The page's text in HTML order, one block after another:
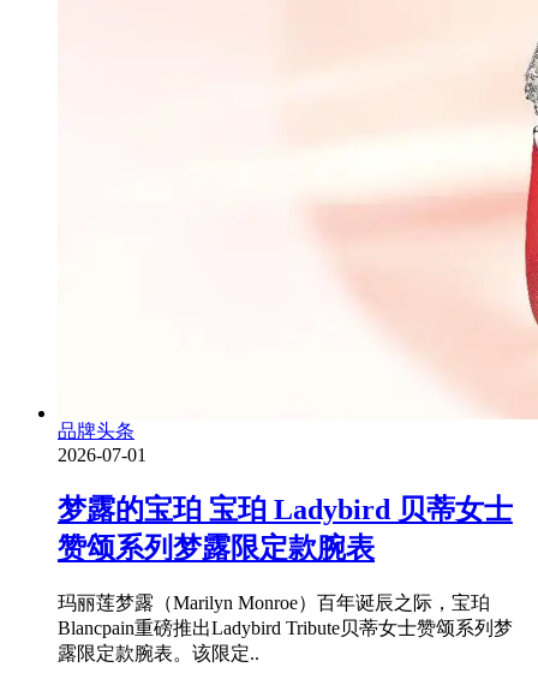
品牌头条
2026-07-01
梦露的宝珀 宝珀 Ladybird 贝蒂女士
赞颂系列梦露限定款腕表
玛丽莲梦露（Marilyn Monroe）百年诞辰之际，宝珀
Blancpain重磅推出Ladybird Tribute贝蒂女士赞颂系列梦
露限定款腕表。该限定..